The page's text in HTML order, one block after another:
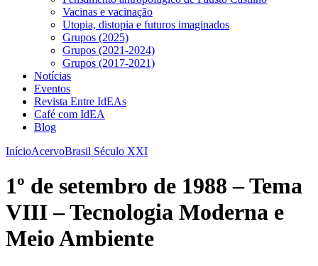
Vacinas e vacinação
Utopia, distopia e futuros imaginados
Grupos (2025)
Grupos (2021-2024)
Grupos (2017-2021)
Notícias
Eventos
Revista Entre IdEAs
Café com IdEA
Blog
InícioAcervoBrasil Século XXI
1º de setembro de 1988 – Tema
VIII – Tecnologia Moderna e
Meio Ambiente